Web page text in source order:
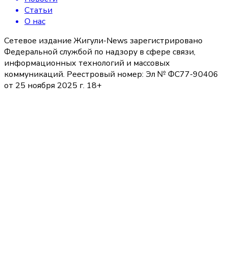
Статьи
О нас
Сетевое издание Жигули-News зарегистрировано
Федеральной службой по надзору в сфере связи,
информационных технологий и массовых
коммуникаций. Реестровый номер: Эл № ФС77-90406
от 25 ноября 2025 г. 18+